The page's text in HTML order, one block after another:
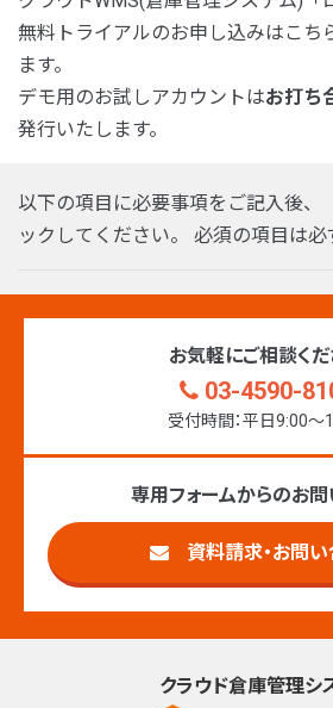
無料トライアルのお申し込みはこち
ます。
デモ用のお試しアカウントはお打ち
発行いたします。
以下の項目に必要事項をご記入後、
ックしてください。 必須の項目は必
お気軽にご相談くだ
03-4590-
受付時間：平日9:00〜
専用フォームからのお
資料請求・お問
クラウド倉庫管理シ